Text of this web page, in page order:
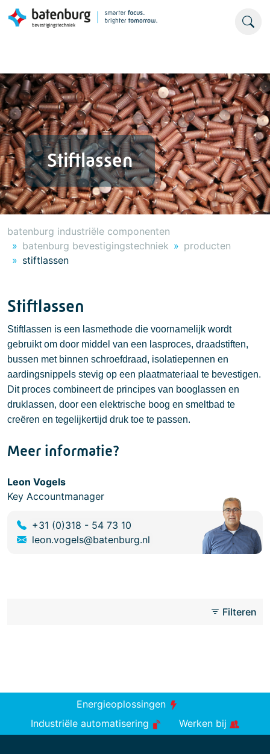
Stiftlassen
batenburg industriële componenten
batenburg bevestigingstechniek
producten
stiftlassen
Stiftlassen
Stiftlassen is een lasmethode die voornamelijk wordt
gebruikt om door middel van een lasproces, draadstiften,
bussen met binnen schroefdraad, isolatiepennen en
aardingsnippels stevig op een plaatmateriaal te bevestigen.
Dit proces combineert de principes van booglassen en
druklassen, door een elektrische boog en smeltbad te
creëren en tegelijkertijd druk toe te passen.
Meer informatie?
Leon Vogels
Key Accountmanager
+31 (0)318 - 54 73 10
leon.vogels@batenburg.nl
Filteren
Energieoplossingen
Industriële automatisering
Werken bij